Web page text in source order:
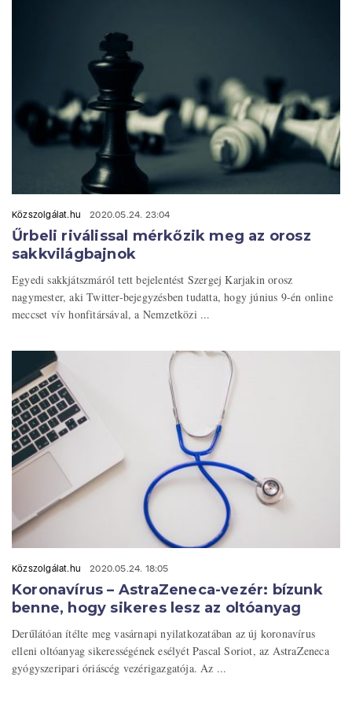
Közszolgálat.hu 2020.05.24. 23:04
Űrbeli riválissal mérkőzik meg az orosz
sakkvilágbajnok
Egyedi sakkjátszmáról tett bejelentést Szergej Karjakin orosz
nagymester, aki Twitter-bejegyzésben tudatta, hogy június 9-én online
meccset vív honfitársával, a Nemzetközi ...
Közszolgálat.hu 2020.05.24. 18:05
Koronavírus – AstraZeneca-vezér: bízunk
benne, hogy sikeres lesz az oltóanyag
Derűlátóan ítélte meg vasárnapi nyilatkozatában az új koronavírus
elleni oltóanyag sikerességének esélyét Pascal Soriot, az AstraZeneca
gyógyszeripari óriáscég vezérigazgatója. Az ...